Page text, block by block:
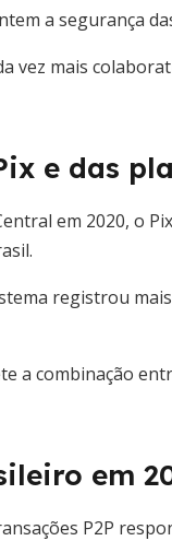
a segurança
vez mais
e das
em 2020, o
registrou
a combinação
em
P2P